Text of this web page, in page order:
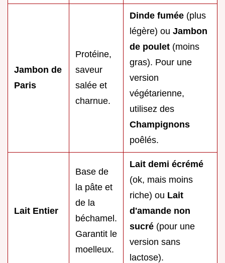
Jambon de
Paris
Protéine,
saveur
salée et
charnue.
Dinde fumée (plus
légère) ou Jambon
de poulet (moins
gras). Pour une
version
végétarienne,
utilisez des
Champignons
poêlés.
Lait Entier
Base de
la pâte et
de la
béchamel.
Garantit le
moelleux.
Lait demi écrémé
(ok, mais moins
riche) ou Lait
d'amande non
sucré (pour une
version sans
lactose).